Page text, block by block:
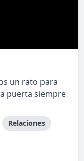
un rato para
puerta siempre
Relaciones